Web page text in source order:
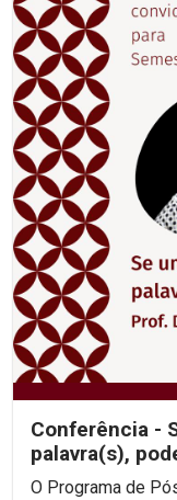
Conferência -
palavra(s),
O Programa de